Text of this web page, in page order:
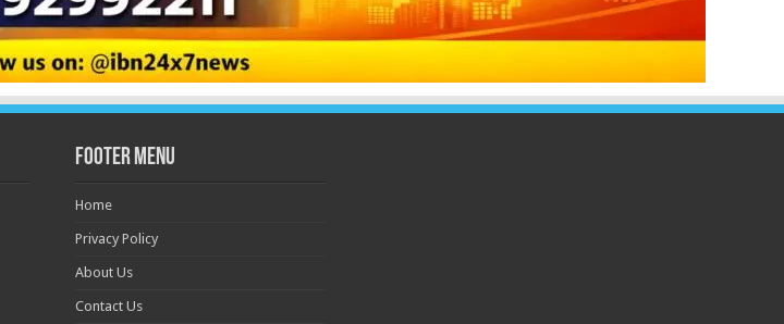
Footer Menu
Home
Privacy Policy
About Us
Contact Us